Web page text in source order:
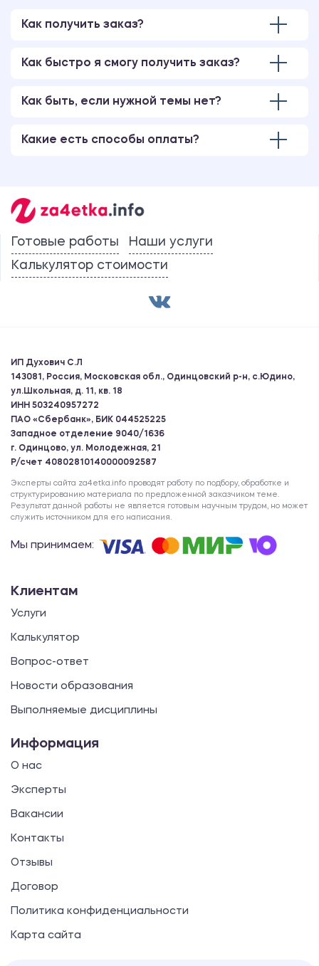
Как получить заказ?
Как быстро я смогу получить заказ?
Как быть, если нужной темы нет?
Какие есть способы оплаты?
Готовые работы
Наши услуги
Калькулятор стоимости
ИП Духович С.Л
143081, Россия, Московская обл., Одинцовский р-н, с.Юдино,
ул.Школьная, д. 11, кв. 18
ИНН 503240957272
ПАО «Сбербанк», БИК 044525225
Западное отделение 9040/1636
г. Одинцово, ул. Молодежная, 21
Р/счет 40802810140000092587
Эксперты сайта za4etka.info проводят работу по подбору, обработке и
структурированию материала по предложенной заказчиком теме.
Результат данной работы не является готовым научным трудом, но может
служить источником для его написания.
Мы принимаем:
Клиентам
Услуги
Калькулятор
Вопрос-ответ
Новости образования
Выполняемые дисциплины
Информация
О нас
Эксперты
Вакансии
Контакты
Отзывы
Договор
Политика конфиденциальности
Карта сайта